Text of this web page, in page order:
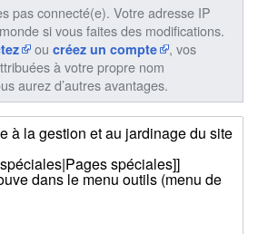
pas connecté(e). Votre adresse IP
si vous faites des modifications.
ou créez un compte
, vos
à votre propre nom
aurez d’autres avantages.